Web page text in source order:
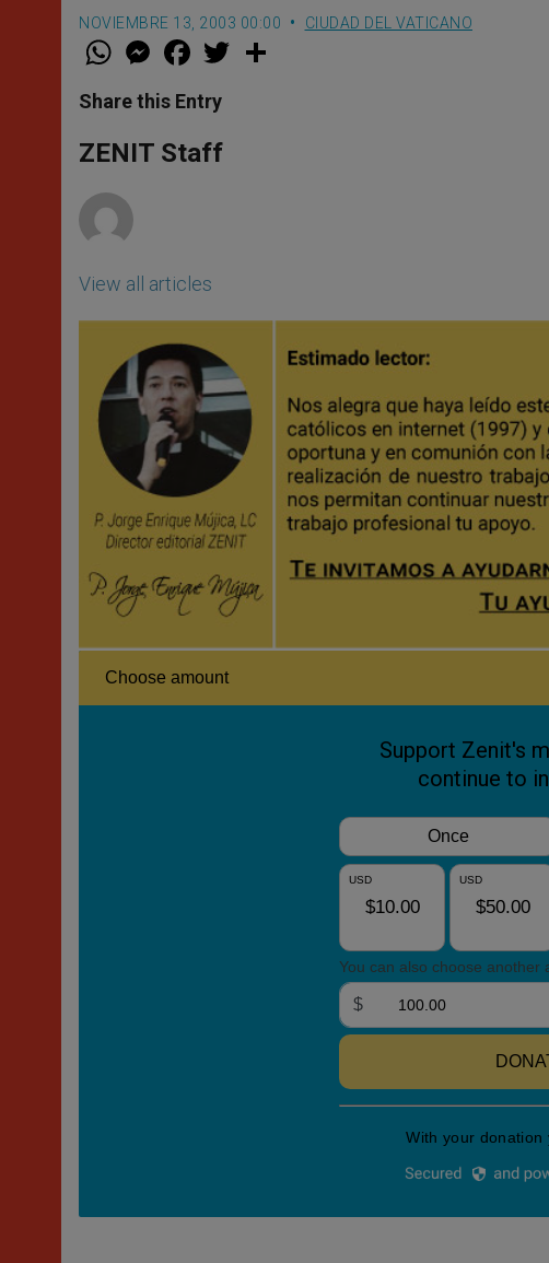
NOVIEMBRE 13, 2003 00:00 CIUDAD DEL VATICANO
W
t
s
p
p
M
e
s
e
g
e
F
a
e
b
o
k
w
Share this Entry
ZENIT Staff
View all articles